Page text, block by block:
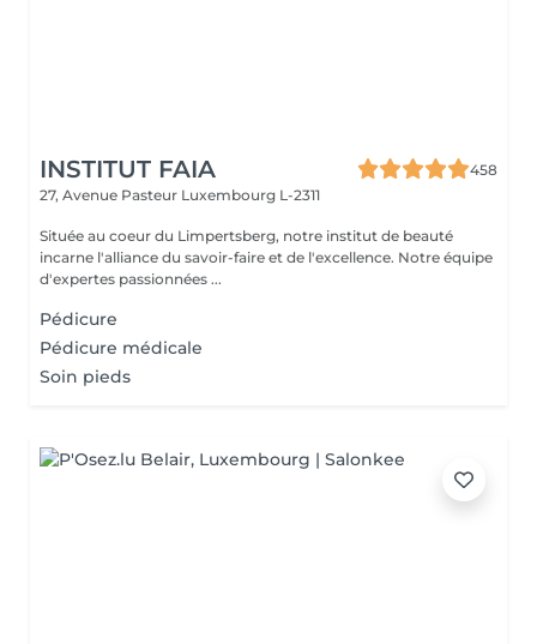
INSTITUT FAIA
458
27, Avenue Pasteur Luxembourg L-2311
Située au coeur du Limpertsberg, notre institut de beauté
incarne l'alliance du savoir-faire et de l'excellence. Notre équipe
d'expertes passionnées ...
Pédicure
Pédicure médicale
Soin pieds